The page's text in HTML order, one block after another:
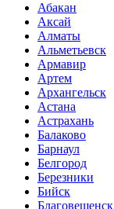
Абакан
Аксай
Алматы
Альметьевск
Армавир
Артем
Архангельск
Астана
Астрахань
Балаково
Барнаул
Белгород
Березники
Бийск
Благовещенск